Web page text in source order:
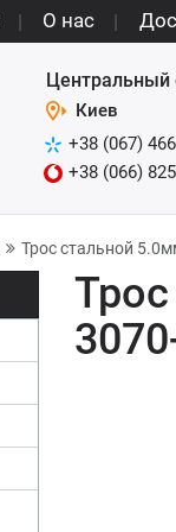
О нас
Центральный
Киев
+38 (067)
+38 (066)
Трос стальной